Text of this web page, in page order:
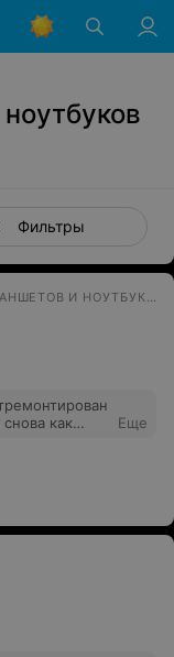
Фильтры
МАСТЕРСКАЯ ПО РЕМОНТУ ТЕЛЕФОНОВ, ПЛАНШЕТОВ И НОУТБУКОВ
как
Еще